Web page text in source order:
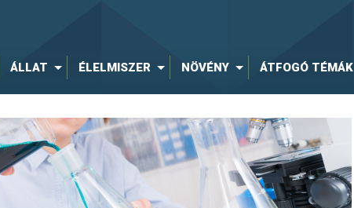
ÁLLAT ÉLELMISZER NÖVÉNY ÁTFOGÓ TÉMÁK